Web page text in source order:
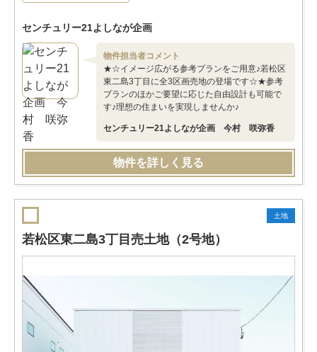
センチュリー21よしなが企画
物件担当者コメント
★☆イメージ広がる参考プランをご用意♪若松区
東二島3丁目に全3区画売地の登場です☆★参考
プランのほかご要望に応じた自由設計も可能で
す♪理想の住まいを実現しませんか♪
センチュリー21よしなが企画 今村 咲弥香
物件を詳しく見る
土地
若松区東二島3丁目売土地（2号地）